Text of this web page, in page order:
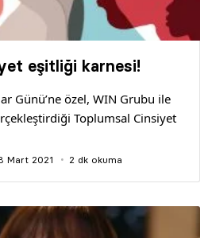
eşitliği karnesi!
Günü’ne özel, WIN Grubu ile
Toplumsal Cinsiyet
Mart 2021 2 dk okuma